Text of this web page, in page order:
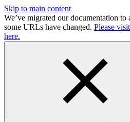
Skip to main content
We’ve migrated our documentation
some URLs have changed. Please
here.